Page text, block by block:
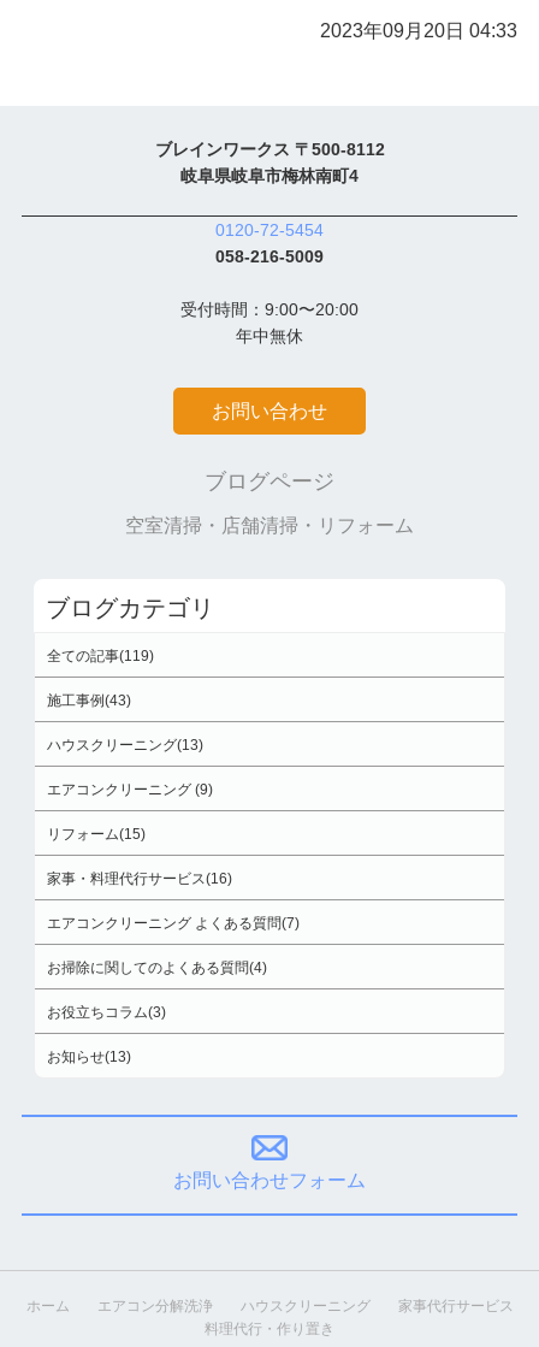
2023年09月20日 04:33
ブレインワークス 〒500-8112
岐阜県岐阜市梅林南町4
0120-72-5454
058-216-5009
受付時間：9:00〜20:00
年中無休
お問い合わせ
ブログページ
空室清掃・店舗清掃・リフォーム
ブログカテゴリ
全ての記事(119)
施工事例(43)
ハウスクリーニング(13)
エアコンクリーニング (9)
リフォーム(15)
家事・料理代行サービス(16)
エアコンクリーニング よくある質問(7)
お掃除に関してのよくある質問(4)
お役立ちコラム(3)
お知らせ(13)
お問い合わせフォーム
ホーム エアコン分解洗浄 ハウスクリーニング
家事代行サービス
料理代行・作り置き